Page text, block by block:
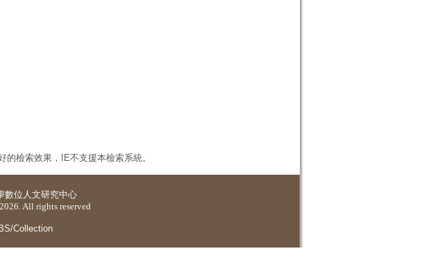
檢索效果，IE不支援本檢索系統。
數位人文研究中心
All rights reserved
Collection